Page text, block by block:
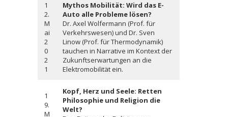
1
2.
M
ai
2
0
2
1
Mythos Mobilität: Wird das E-
Auto alle Probleme lösen?
Dr. Axel Wolfermann (Prof. für
Verkehrswesen) und Dr. Sven
Linow (Prof. für Thermodynamik)
tauchen in Narrative im Kontext der
Zukunftserwartungen an die
Elektromobilität ein.
1
9.
M
Kopf, Herz und Seele: Retten
Philosophie und Religion die
Welt?